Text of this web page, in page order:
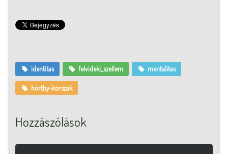
identitas felvideki_szellem mentalitas
horthy-korszak
Hozzászólások